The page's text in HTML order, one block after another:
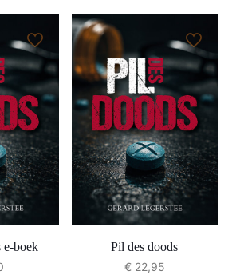
e-boek
Pil des doods
€22,95